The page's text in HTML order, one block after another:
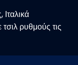
ρυθμούς τις